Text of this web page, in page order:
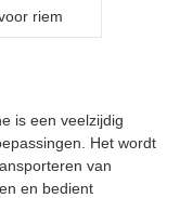
riem
is een veelzijdig
Het wordt
van
en bedient